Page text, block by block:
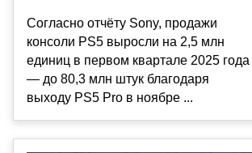
Согласно отчёту Sony, продажи
консоли PS5 выросли на 2,5 млн
единиц в первом квартале 2025 года
— до 80,3 млн штук благодаря
выходу PS5 Pro в ноябре ...